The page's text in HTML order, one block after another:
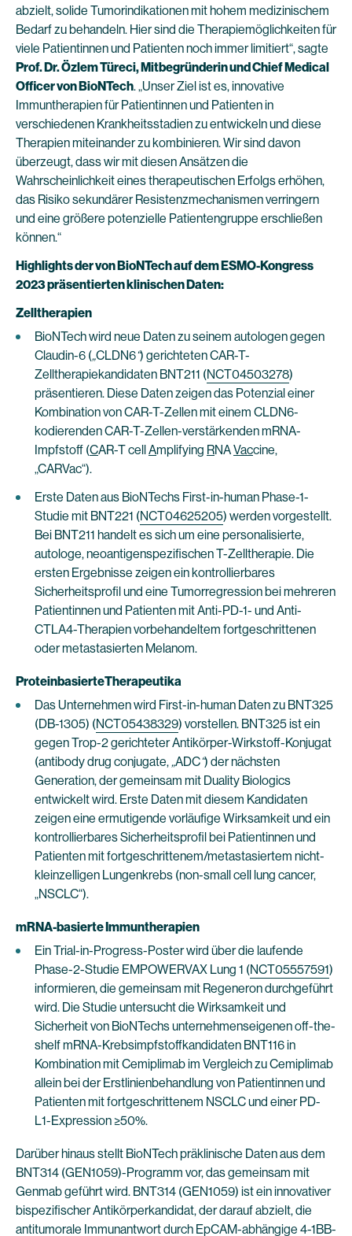
abzielt, solide Tumorindikationen mit hohem medizinischem
Bedarf zu behandeln. Hier sind die Therapiemöglichkeiten für
viele Patientinnen und Patienten noch immer limitiert“, sagte
Prof. Dr. Özlem Türeci, Mitbegründerin und Chief Medical
Officer von BioNTech. „Unser Ziel ist es, innovative
Immuntherapien für Patientinnen und Patienten in
verschiedenen Krankheitsstadien zu entwickeln und diese
Therapien miteinander zu kombinieren. Wir sind davon
überzeugt, dass wir mit diesen Ansätzen die
Wahrscheinlichkeit eines therapeutischen Erfolgs erhöhen,
das Risiko sekundärer Resistenzmechanismen verringern
und eine größere potenzielle Patientengruppe erschließen
können.“
Highlights der von BioNTech auf dem ESMO-Kongress
2023 präsentierten klinischen Daten:
Zelltherapien
BioNTech wird neue Daten zu seinem autologen gegen
Claudin-6 („CLDN6“) gerichteten CAR-T-
Zelltherapiekandidaten BNT211 (NCT04503278)
präsentieren. Diese Daten zeigen das Potenzial einer
Kombination von CAR-T-Zellen mit einem CLDN6-
kodierenden CAR-T-Zellen-verstärkenden mRNA-
Impfstoff (CAR-T cellAmplifying RNAVaccine,
„CARVac“).
Erste Daten aus BioNTechs First-in-human Phase-1-
Studie mit BNT221 (NCT04625205) werden vorgestellt.
Bei BNT211 handelt es sich um eine personalisierte,
autologe, neoantigenspezifischen T-Zelltherapie. Die
ersten Ergebnisse zeigen ein kontrollierbares
Sicherheitsprofil und eine Tumorregression bei mehreren
Patientinnen und Patienten mit Anti-PD-1- und Anti-
CTLA4-Therapien vorbehandeltem fortgeschrittenen
oder metastasierten Melanom.
ProteinbasierteTherapeutika
Das Unternehmen wird First-in-human Daten zu BNT325
(DB-1305) (NCT05438329) vorstellen. BNT325 ist ein
gegen Trop-2 gerichteter Antikörper-Wirkstoff-Konjugat
(antibody drug conjugate,„ADC“) der nächsten
Generation, der gemeinsam mit Duality Biologics
entwickelt wird. Erste Daten mit diesem Kandidaten
zeigen eine ermutigende vorläufige Wirksamkeit und ein
kontrollierbares Sicherheitsprofil bei Patientinnen und
Patienten mit fortgeschrittenem/metastasiertem nicht-
kleinzelligen Lungenkrebs (non-small cell lung cancer,
„NSCLC“).
mRNA-basierte Immuntherapien
Ein Trial-in-Progress-Poster wird über die laufende
Phase-2-Studie EMPOWERVAX Lung 1 (NCT05557591)
informieren, die gemeinsam mit Regeneron durchgeführt
wird. Die Studie untersucht die Wirksamkeit und
Sicherheit von BioNTechs unternehmenseigenen off-the-
shelf mRNA-Krebsimpfstoffkandidaten BNT116 in
Kombination mit Cemiplimab im Vergleich zu Cemiplimab
allein bei der Erstlinienbehandlung von Patientinnen und
Patienten mit fortgeschrittenem NSCLC und einer PD-
L1-Expression ≥50%.
Darüber hinaus stellt BioNTech präklinische Daten aus dem
BNT314 (GEN1059)-Programm vor, das gemeinsam mit
Genmab geführt wird. BNT314 (GEN1059) ist ein innovativer
bispezifischer Antikörperkandidat, der darauf abzielt, die
antitumorale Immunantwort durch EpCAM-abhängige 4-1BB-